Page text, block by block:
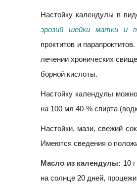
Настойку календулы в
эрозий шейки матки и
проктитов и
лечении хронических
борной кислоты.
Настойку календулы
на 100 мл 40-% спирта
Настойки, мази, свежий
Имеются сведения о
Масло из календулы: 10
на солнце 20 дней,